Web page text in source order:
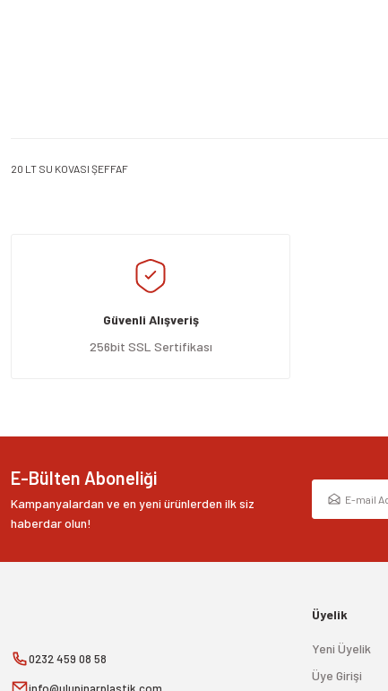
20 LT SU KOVASI ŞEFFAF
Ürün resmi kalitesiz, bozuk veya görüntülenemiyor.
Ürün açıklamasında eksik bilgiler bulunuyor.
Ürün bilgilerinde hatalar bulunuyor.
Ürün fiyatı diğer sitelerden daha pahalı.
Güvenli Alışveriş
256bit SSL Sertifikası
E-Bülten Aboneliği
Kampanyalardan ve en yeni ürünlerden ilk siz
haberdar olun!
0232 459 08 58
Üyelik
Yeni Üyelik
Üye Girişi